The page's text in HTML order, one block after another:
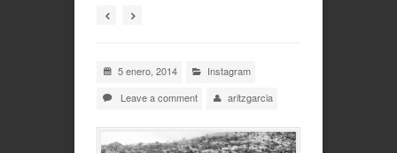
5 enero, 2014
Instagram
Leave a comment
aritzgarcia